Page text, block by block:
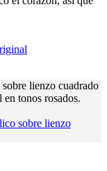
sobre lienzo